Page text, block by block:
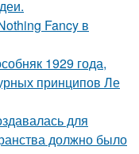
Fancy в
1929 года,
принципов Ле
для
должно было